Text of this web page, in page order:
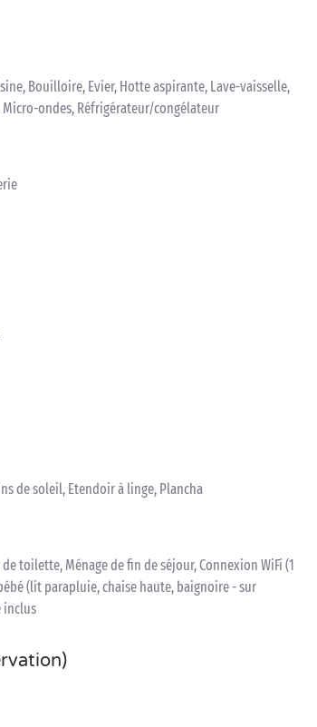
Bouilloire, Evier, Hotte aspirante, Lave-vaisselle,
Micro-ondes, Réfrigérateur/congélateur
de soleil, Etendoir à linge, Plancha
toilette, Ménage de fin de séjour, Connexion WiFi (1
(lit parapluie, chaise haute, baignoire - sur
inclus